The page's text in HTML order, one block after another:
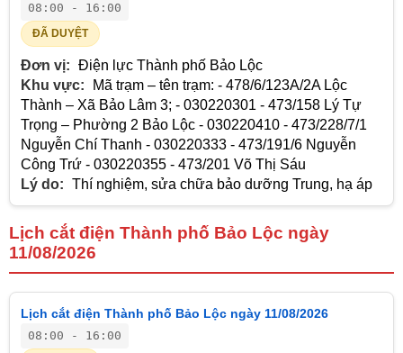
08:00 - 16:00
ĐÃ DUYỆT
Đơn vị: Điện lực Thành phố Bảo Lộc
Khu vực:
Mã trạm – tên trạm: - 478/6/123A/2A Lộc
Thành – Xã Bảo Lâm 3; - 030220301 - 473/158 Lý Tự
Trọng – Phường 2 Bảo Lộc - 030220410 - 473/228/7/1
Nguyễn Chí Thanh - 030220333 - 473/191/6 Nguyễn
Công Trứ - 030220355 - 473/201 Võ Thị Sáu
Lý do: Thí nghiệm, sửa chữa bảo dưỡng Trung, hạ áp
Lịch cắt điện Thành phố Bảo Lộc ngày
11/08/2026
Lịch cắt điện Thành phố Bảo Lộc ngày 11/08/2026
08:00 - 16:00